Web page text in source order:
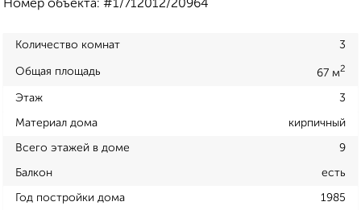
Номер объекта: #1/712012/20964
Количество комнат 3
Общая площадь 67 м2
Этаж 3
Материал дома кирпичный
Всего этажей в доме 9
Балкон есть
Год постройки дома 1985